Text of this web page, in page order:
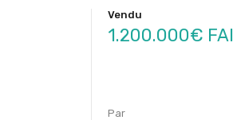
Vendu
1.200.000€ FAI
Par